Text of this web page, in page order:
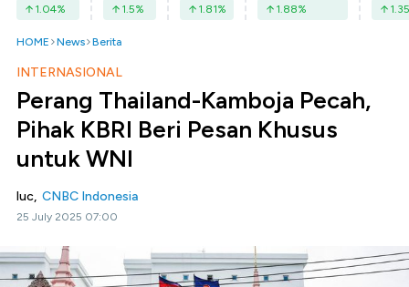
1.04% 1.5% 1.81% 1.88% 1.35
HOME News Berita
INTERNASIONAL
Perang Thailand-Kamboja Pecah,
Pihak KBRI Beri Pesan Khusus
untuk WNI
luc, CNBC Indonesia
25 July 2025 07:00